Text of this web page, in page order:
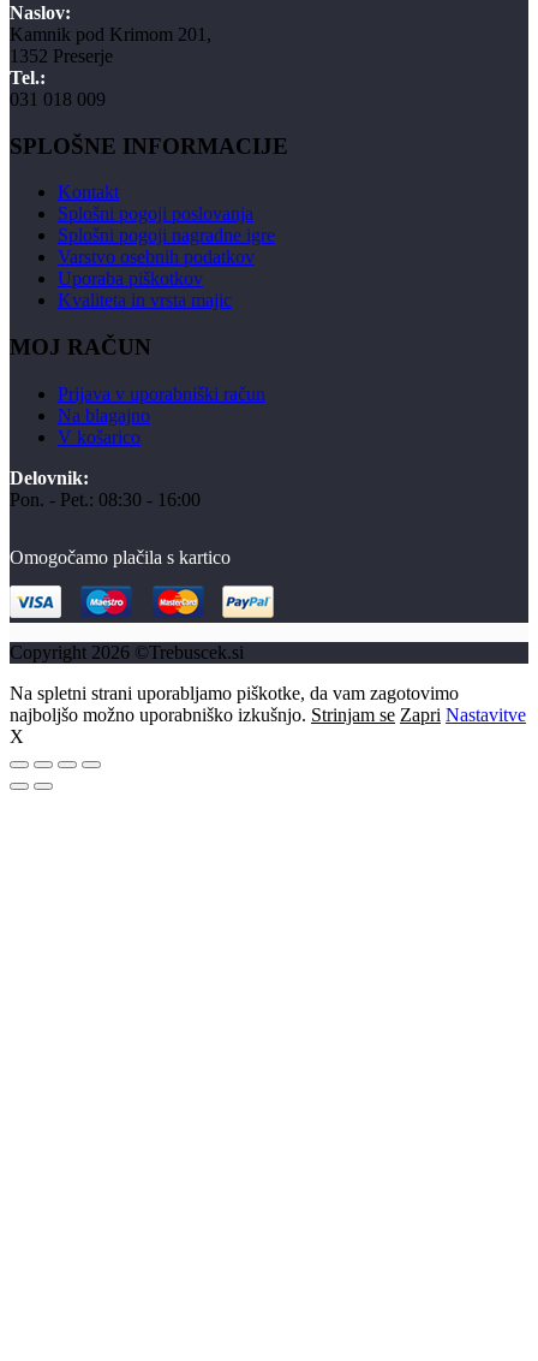
Naslov:
Kamnik pod Krimom 201,
1352 Preserje
Tel.:
031 018 009
SPLOŠNE INFORMACIJE
Kontakt
Splošni pogoji poslovanja
Splošni pogoji nagradne igre
Varstvo osebnih podatkov
Uporaba piškotkov
Kvaliteta in vrsta majic
MOJ RAČUN
Prijava v uporabniški račun
Na blagajno
V košarico
Delovnik:
Pon. - Pet.: 08:30 - 16:00
Omogočamo plačila s kartico
Copyright 2026 ©Trebuscek.si
Na spletni strani uporabljamo piškotke, da vam zagotovimo
najboljšo možno uporabniško izkušnjo. Strinjam se Zapri Nastavitve
X